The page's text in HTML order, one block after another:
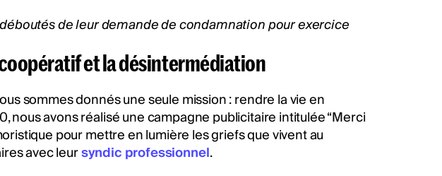
déboutés de leur demande de condamnation pour exercice
et la désintermédiation
sommes donnés une seule mission : rendre la vie en
nous avons réalisé une campagne publicitaire intitulée “Merci
pour mettre en lumière les griefs que vivent au
avec leursyndic professionnel.